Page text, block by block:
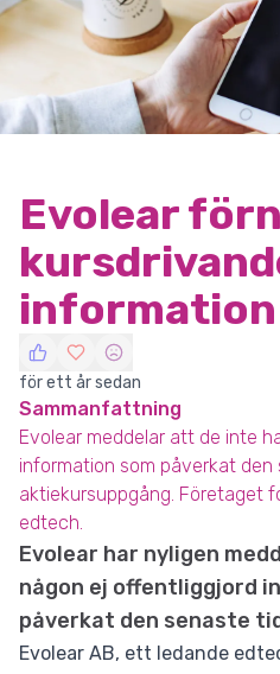
Evolear
information
för ett år sedan
Sammanfattning
Evolear meddelar att de inte
information som påverkat den
aktiekursuppgång. Företaget
edtech.
Evolear har nyligen
någon ej offentliggjord
påverkat den senaste
Evolear AB, ett ledande